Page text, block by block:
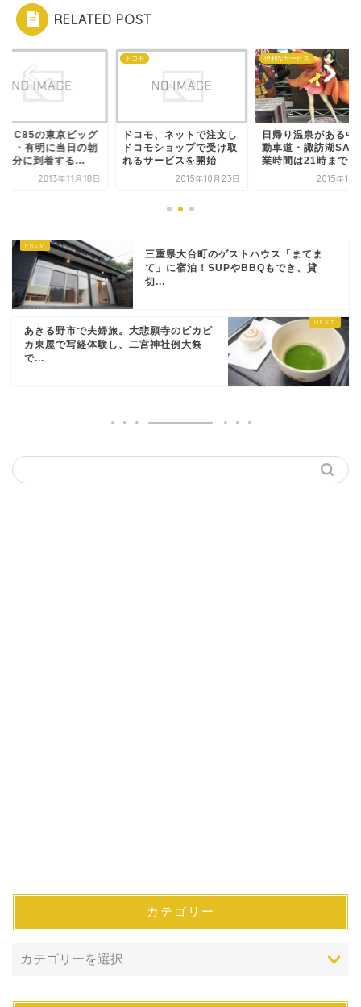
RELATED POST
ミC85の東京ビッグ
ト・有明に当日の朝
分に到着する...
2013年11月18日
ドコモ
ドコモ、ネットで注文し
ドコモショップで受け取
れるサービスを開始
2015年10月23日
便利なサービス
日帰り温泉がある中
動車道・諏訪湖SA
業時間は21時まで
2015年12
三重県大台町のゲストハウス「まてま
て」に宿泊！SUPやBBQもでき、貸
切...
あきる野市で夫婦旅。大悲願寺のピカピ
カ東屋で写経体験し、二宮神社例大祭
で...
カテゴリー